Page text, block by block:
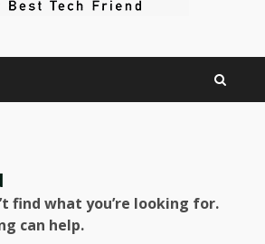
find what you’re looking for.
can help.